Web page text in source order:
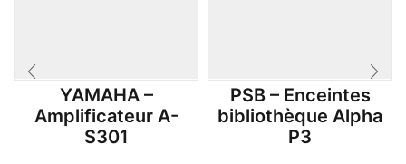
YAMAHA –
Amplificateur A-
S301
PSB – Enceintes
bibliothèque Alpha
P3